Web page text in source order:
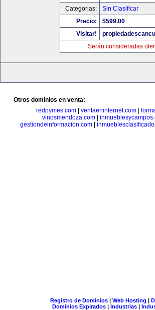
Categorias:
Sin Clasificar
Precio:
$599.00
Visitar!
Serán consideradas
Otros dominios en venta:
redpymes.com
ventaeninternet.com
vinosmendoza.com|
gestiondeinformacion.com
Registro de Dominios| Web Hosting |
Dominios Expirados | Industrias |